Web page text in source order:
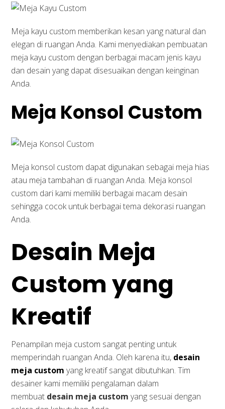
Meja kayu custom memberikan kesan yang natural dan
elegan di ruangan Anda. Kami menyediakan pembuatan
meja kayu custom dengan berbagai macam jenis kayu
dan desain yang dapat disesuaikan dengan keinginan
Anda.
Meja Konsol Custom
Meja konsol custom dapat digunakan sebagai meja hias
atau meja tambahan di ruangan Anda. Meja konsol
custom dari kami memiliki berbagai macam desain
sehingga cocok untuk berbagai tema dekorasi ruangan
Anda.
Desain Meja
Custom yang
Kreatif
Penampilan meja custom sangat penting untuk
memperindah ruangan Anda. Oleh karena itu, desain
meja custom yang kreatif sangat dibutuhkan. Tim
desainer kami memiliki pengalaman dalam
membuat desain meja custom yang sesuai dengan